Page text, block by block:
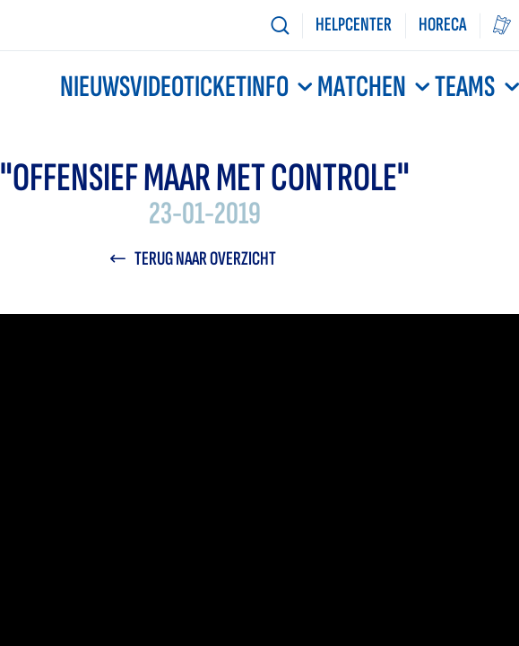
HELPCENTER HORECA
NIEUWSVIDEOTICKETINFO MATCHEN TEAMS
"OFFENSIEF MAAR MET CONTROLE"
23-01-2019
TERUG NAAR OVERZICHT